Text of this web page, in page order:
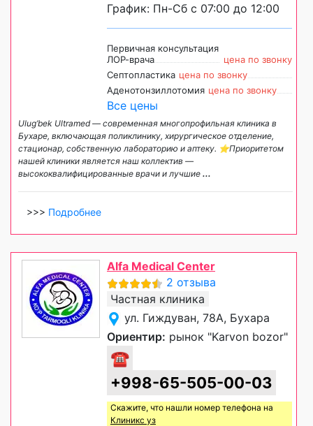
График: Пн-Сб с 07:00 до 12:00
Первичная консультация
ЛОР-врача
цена по звонку
Септопластика цена по звонку
Аденотонзиллотомия цена по звонку
Все цены
Ulug’bek Ultramed — современная многопрофильная клиника в
Бухаре, включающая поликлинику, хирургическое отделение,
стационар, собственную лабораторию и аптеку. ⭐️Приоритетом
нашей клиники является наш коллектив —
высококвалифицированные врачи и лучшие ...
>>> Подробнее
Alfa Medical Center
2 отзыва
Частная клиника
ул. Гиждуван, 78А, Бухара
Ориентир: рынок "Karvon bozor"
☎
+998-65-505-00-03
Скажите, что нашли номер телефона на
Клиникс уз